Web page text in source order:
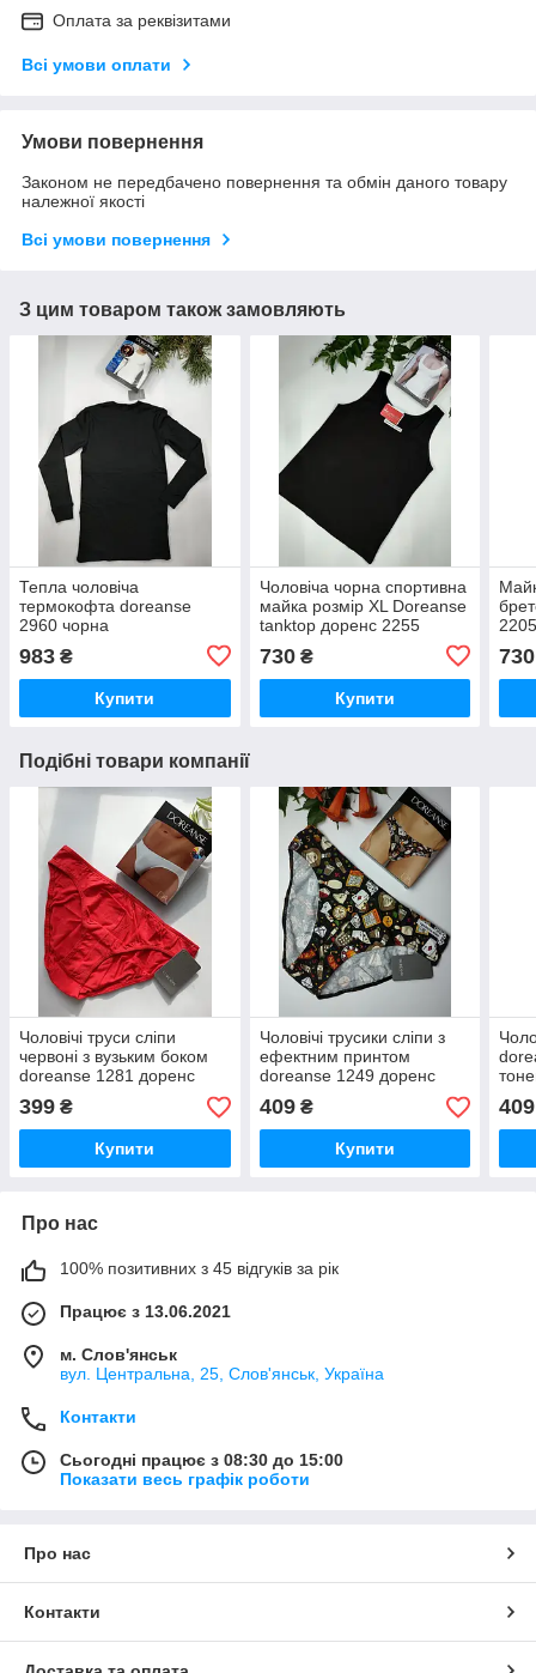
Оплата за реквізитами
Всі умови оплати
Умови повернення
Законом не передбачено повернення та обмін даного товару
належної якості
Всі умови повернення
З цим товаром також замовляють
Тепла чоловіча
термокофта doreanse
2960 чорна
983 ₴
Купити
Чоловіча чорна спортивна
майка розмір ХL Doreanse
tanktop доренс 2255
730₴
Купити
730
Подібні товари компанії
Чоловічі труси сліпи
червоні з вузьким боком
doreanse 1281 доренс
399 ₴
Купити
Чоловічі трусики сліпи з
ефектним принтом
doreanse 1249 доренс
вузький бік
409₴
Купити
409
Про нас
100% позитивних з 45 відгуків за рік
Працює з 13.06.2021
м. Слов'янськ
вул. Центральна, 25, Слов'янськ, Україна
Контакти
Сьогодні працює з 08:30 до 15:00
Показати весь графік роботи
Про нас
Контакти